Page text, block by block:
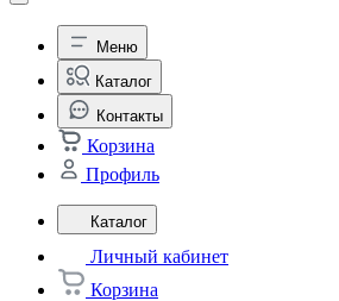
Меню
Каталог
Контакты
Корзина
Профиль
Каталог
Личный кабинет
Корзина